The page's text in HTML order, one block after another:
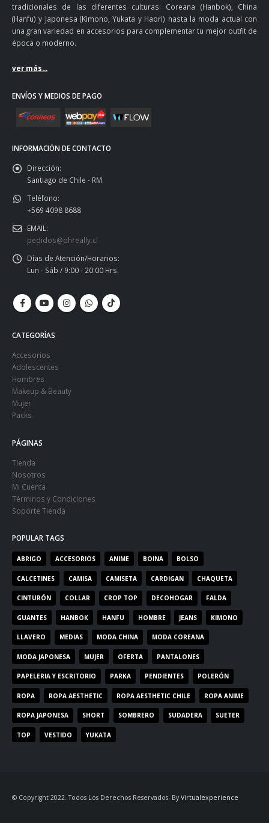
tradicionales de las diferentes culturas: Coreana (Hanbok), China
(Hanfu) y Japonesa (Kimono, Yukata y Haori) hasta la moda actual con
una gran variedad en accesorios para complementar tu mejor outfit de
época o moderno.
ver más...
ENVÍOS Y MEDIOS DE PAGO
INFORMACIÓN DE CONTACTO
Dirección:
Santiago de Chile - RM.
Teléfono:
+569 4098 8688
EMAIL:
pedidos@ohreally.cl
Días de Atención/Horarios:
Lun - Sáb / 9:00 - 20:00 Hrs.
CATEGORÍAS
Accesorios
Adolescentes
Hombres
Makeup & Beauty
Mujer
Packs
PÁGINAS
Tienda
Nosotros
Mi Cuenta
Términos y Condiciones
Soporte Tienda
POPULAR TAGS
ABRIGO ACCESORIOS ANIME BOINA BOLSO
CALCETINES CAMISA CAMISETA CARDIGAN CHAQUETA
CINTURÓN COLLAR CROP TOP DECOHOGAR FALDA
GUANTES HANBOK HANFU HOMBRE JEANS KIMONO
LLAVERO MEDIAS MODA CHINA MODA COREANA
MODA JAPONESA MUJER OFERTA PANTALONES
PAPELERIA Y ESCRITORIO PARKA PENDIENTES POLERÓN
ROPA ROPA AESTHETIC ROPA AESTHETIC CHILE ROPA ANIME
ROPA JAPONESA SHORT SOMBRERO SUDADERA SUETER
TOP VESTIDO YUKATA
© Copyright 2022. Todos Los Derechos Reservados. By Virtualexperience